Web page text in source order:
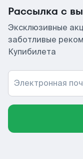
Рассылка с
Эксклюзивные
заботливые
Купибилета
Электронная